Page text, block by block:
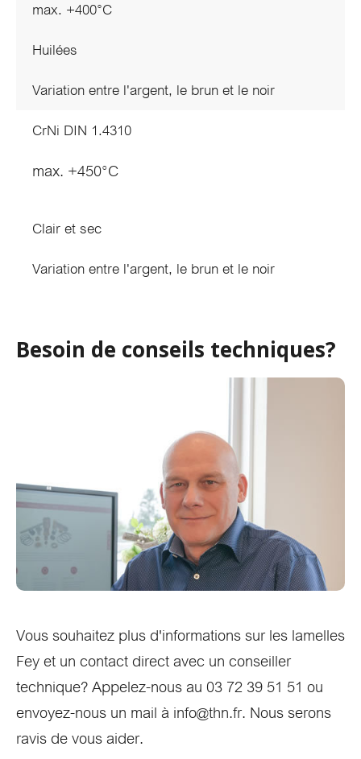
max. +400°C
Huilées
Variation entre l'argent, le brun et le noir
CrNi DIN 1.4310
max. +450°C
Clair et sec
Variation entre l'argent, le brun et le noir
Besoin de conseils techniques?
Vous souhaitez plus d'informations sur les lamelles
Fey et un contact direct avec un conseiller
technique? Appelez-nous au 03 72 39 51 51 ou
envoyez-nous un mail à info@thn.fr. Nous serons
ravis de vous aider.